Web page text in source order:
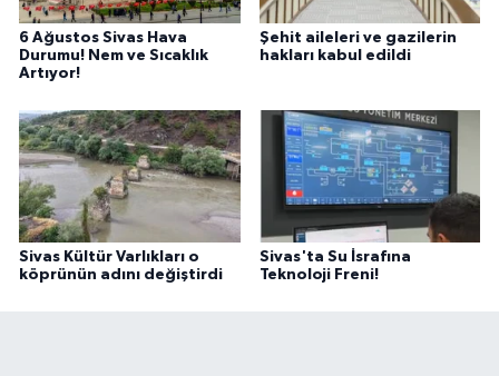
6 Ağustos Sivas Hava
Durumu! Nem ve Sıcaklık
Artıyor!
Şehit aileleri ve gazilerin
hakları kabul edildi
Sivas Kültür Varlıkları o
köprünün adını değiştirdi
Sivas'ta Su İsrafına
Teknoloji Freni!